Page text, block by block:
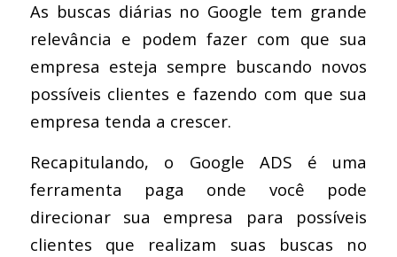
As buscas diárias no Google tem grande
relevância e podem fazer com que sua
empresa esteja sempre buscando novos
possíveis clientes e fazendo com que sua
empresa tenda a crescer.
Recapitulando, o Google ADS é uma
ferramenta paga onde você pode
direcionar sua empresa para possíveis
clientes que realizam suas buscas no